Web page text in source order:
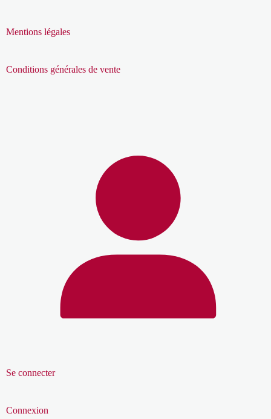
Mentions légales
Conditions générales de vente
Se connecter
Connexion